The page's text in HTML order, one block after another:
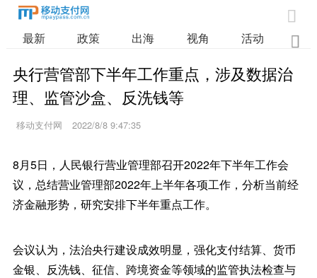

最新 政策 出海 视角 活动 业

央行营管部下半年工作重点，涉及数据治
理、监管沙盒、反洗钱等
移动支付网 2022/8/8 9:47:35
8月5日，人民银行营业管理部召开2022年下半年工作会
议，总结营业管理部2022年上半年各项工作，分析当前经
济金融形势，研究安排下半年重点工作。
会议认为，法治央行建设成效明显，强化支付结算、货币
金银、反洗钱、征信、跨境资金等领域的监管执法检查与